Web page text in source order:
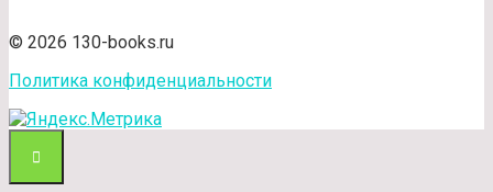
© 2026 130-books.ru
Политика конфиденциальности